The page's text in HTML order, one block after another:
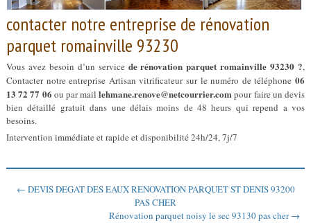
contacter notre entreprise de rénovation
parquet romainville 93230
Vous avez besoin d’un service de rénovation parquet romainville 93230 ?,
Contacter notre entreprise Artisan vitrificateur sur le numéro de téléphone 06
13 72 77 06 ou par maillehmane.renove@netcourrier.compour faire un devis
bien détaillé gratuit dans une délais moins de 48 heurs qui repend a vos
besoins.
Intervention immédiate et rapide et disponibilité 24h/24, 7j/7
← DEVIS DEGAT DES EAUX RENOVATION PARQUET ST DENIS 93200
PAS CHER
Rénovation parquet noisy le sec 93130 pas cher →